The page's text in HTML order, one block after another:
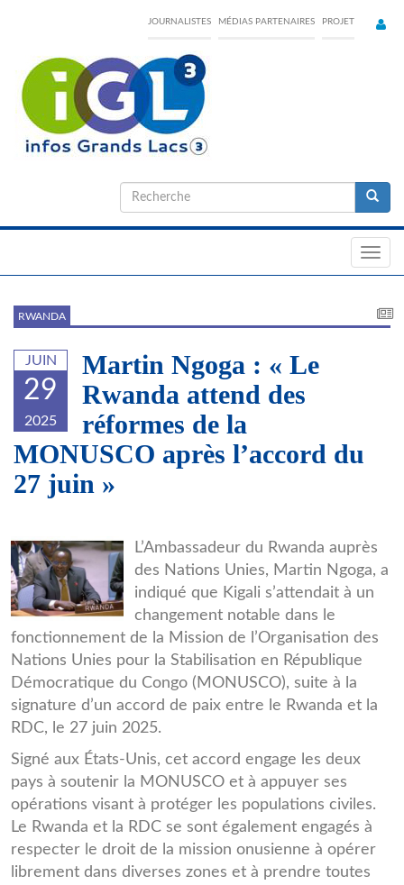
content
JOURNALISTES MÉDIAS PARTENAIRES PROJET
Formulaire
de
RWANDA
JUIN
29
2025
Martin Ngoga : « Le
Rwanda attend des
réformes de la
MONUSCO après l’accord du
27 juin »
L’Ambassadeur du Rwanda auprès
des Nations Unies, Martin Ngoga, a
indiqué que Kigali s’attendait à un
changement notable dans le
fonctionnement de la Mission de l’Organisation des
Nations Unies pour la Stabilisation en République
Démocratique du Congo (MONUSCO), suite à la
signature d’un accord de paix entre le Rwanda et la
RDC, le 27 juin 2025.
Signé aux États-Unis, cet accord engage les deux
pays à soutenir la MONUSCO et à appuyer ses
opérations visant à protéger les populations civiles.
Le Rwanda et la RDC se sont également engagés à
respecter le droit de la mission onusienne à opérer
librement dans diverses zones et à prendre toutes